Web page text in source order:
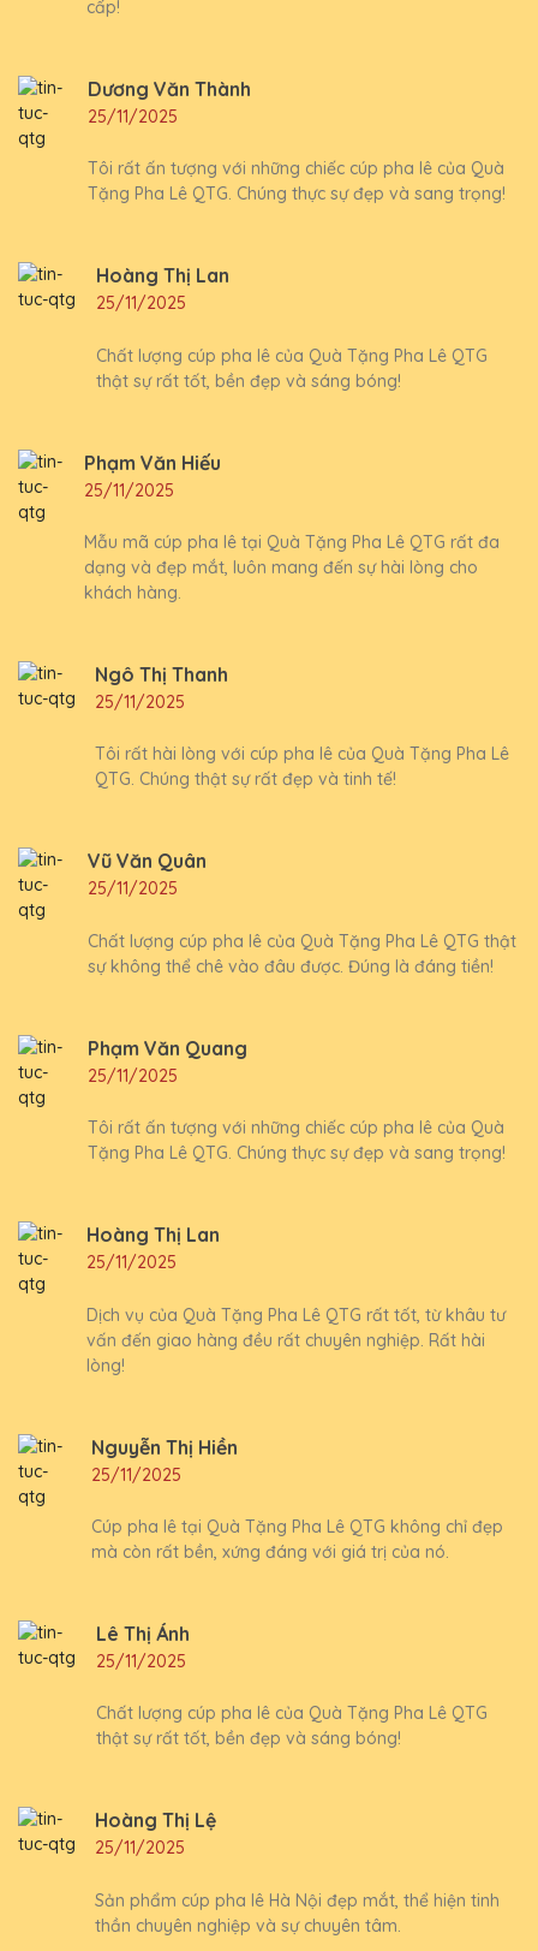
cấp!
Dương Văn Thành
25/11/2025
Tôi rất ấn tượng với những chiếc cúp pha lê của Quà
Tặng Pha Lê QTG. Chúng thực sự đẹp và sang trọng!
Hoàng Thị Lan
25/11/2025
Chất lượng cúp pha lê của Quà Tặng Pha Lê QTG
thật sự rất tốt, bền đẹp và sáng bóng!
Phạm Văn Hiếu
25/11/2025
Mẫu mã cúp pha lê tại Quà Tặng Pha Lê QTG rất đa
dạng và đẹp mắt, luôn mang đến sự hài lòng cho
khách hàng.
Ngô Thị Thanh
25/11/2025
Tôi rất hài lòng với cúp pha lê của Quà Tặng Pha Lê
QTG. Chúng thật sự rất đẹp và tinh tế!
Vũ Văn Quân
25/11/2025
Chất lượng cúp pha lê của Quà Tặng Pha Lê QTG thật
sự không thể chê vào đâu được. Đúng là đáng tiền!
Phạm Văn Quang
25/11/2025
Tôi rất ấn tượng với những chiếc cúp pha lê của Quà
Tặng Pha Lê QTG. Chúng thực sự đẹp và sang trọng!
Hoàng Thị Lan
25/11/2025
Dịch vụ của Quà Tặng Pha Lê QTG rất tốt, từ khâu tư
vấn đến giao hàng đều rất chuyên nghiệp. Rất hài
lòng!
Nguyễn Thị Hiền
25/11/2025
Cúp pha lê tại Quà Tặng Pha Lê QTG không chỉ đẹp
mà còn rất bền, xứng đáng với giá trị của nó.
Lê Thị Ánh
25/11/2025
Chất lượng cúp pha lê của Quà Tặng Pha Lê QTG
thật sự rất tốt, bền đẹp và sáng bóng!
Hoàng Thị Lệ
25/11/2025
Sản phẩm cúp pha lê Hà Nội đẹp mắt, thể hiện tinh
thần chuyên nghiệp và sự chuyên tâm.